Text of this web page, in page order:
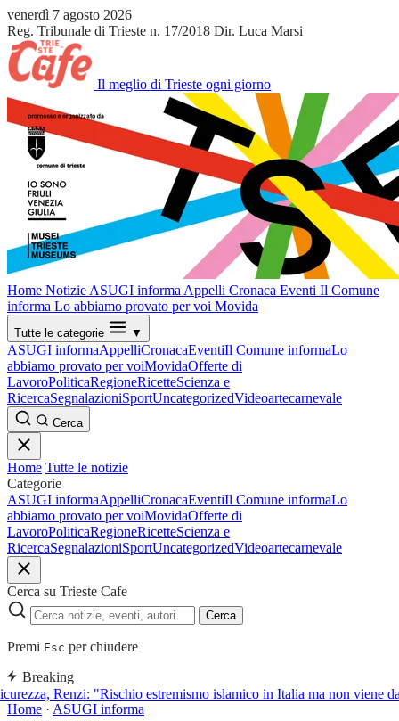
venerdì 7 agosto 2026
Reg. Tribunale di Trieste n. 17/2018 Dir. Luca Marsi
Il meglio di Trieste ogni giorno
Home Notizie ASUGI informa Appelli Cronaca Eventi Il Comune
informa Lo abbiamo provato per voi Movida
Tutte le categorie ▼
ASUGI informaAppelliCronacaEventiIl Comune informaLo
abbiamo provato per voiMovidaOfferte di
LavoroPoliticaRegioneRicetteScienza e
RicercaSegnalazioniSportUncategorizedVideoartecarnevale
Cerca
Home Tutte le notizie
Categorie
ASUGI informaAppelliCronacaEventiIl Comune informaLo
abbiamo provato per voiMovidaOfferte di
LavoroPoliticaRegioneRicetteScienza e
RicercaSegnalazioniSportUncategorizedVideoartecarnevale
Cerca su Trieste Cafe
Cerca
Premi Esc per chiudere
Breaking
Renzi: "Rischio estremismo islamico in Italia ma non viene
Home · ASUGI informa